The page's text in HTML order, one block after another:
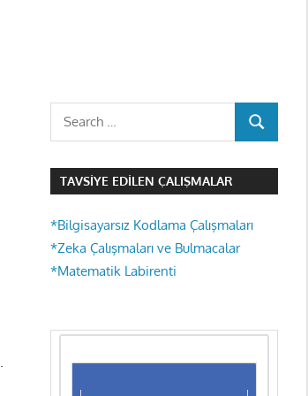
Search
SEARCH
TAVSIYE EDILEN ÇALIŞMALAR
*Bilgisayarsız Kodlama Çalışmaları
*Zeka Çalışmaları ve Bulmacalar
*Matematik Labirenti